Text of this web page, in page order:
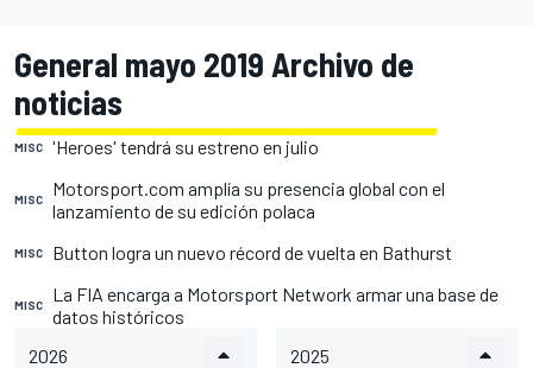
General mayo 2019 Archivo de
noticias
MISC 'Heroes' tendrá su estreno en julio
MISC
Motorsport.com amplía su presencia global con el
lanzamiento de su edición polaca
MISC Button logra un nuevo récord de vuelta en Bathurst
MISC
La FIA encarga a Motorsport Network armar una base de
datos históricos
2026
2025